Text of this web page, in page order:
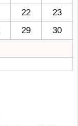
22
23
29
30